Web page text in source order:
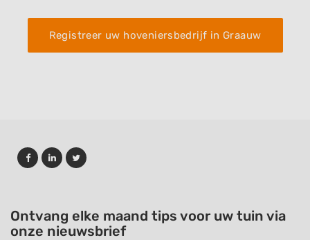
Registreer uw hoveniersbedrijf in Graauw
Ontvang elke maand tips voor uw tuin via
onze nieuwsbrief